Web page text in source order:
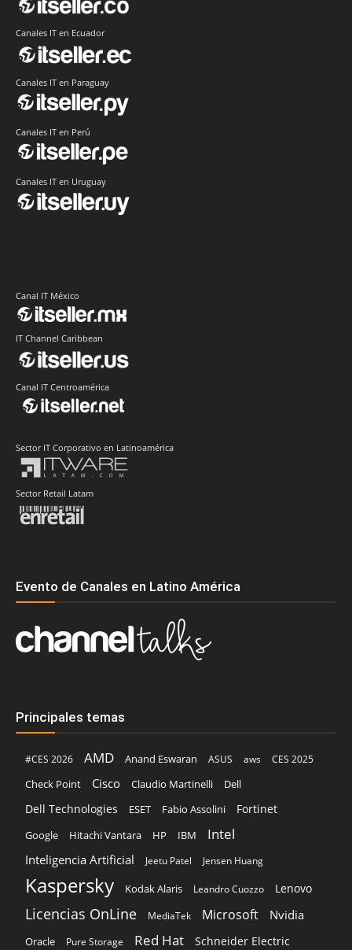
Canales IT en Ecuador
Canales IT en Paraguay
Canales IT en Perú
Canales IT en Uruguay
Canal IT México
IT Channel Caribbean
Canal IT Centroamérica
Sector IT Corporativo en Latinoamérica
Sector Retail Latam
Evento de Canales en Latino América
Principales temas
#CES 2026 AMD Anand Eswaran ASUS aws
CES 2025
Check Point
Cisco Claudio Martinelli Dell
Dell Technologies ESET Fabio Assolini Fortinet
Google Hitachi Vantara HP IBM Intel
Inteligencia Artificial Jeetu Patel Jensen Huang
Kaspersky Kodak Alaris Leandro Cuozzo Lenovo
Licencias OnLine MediaTek Microsoft Nvidia
Oracle Pure Storage Red Hat Schneider Electric